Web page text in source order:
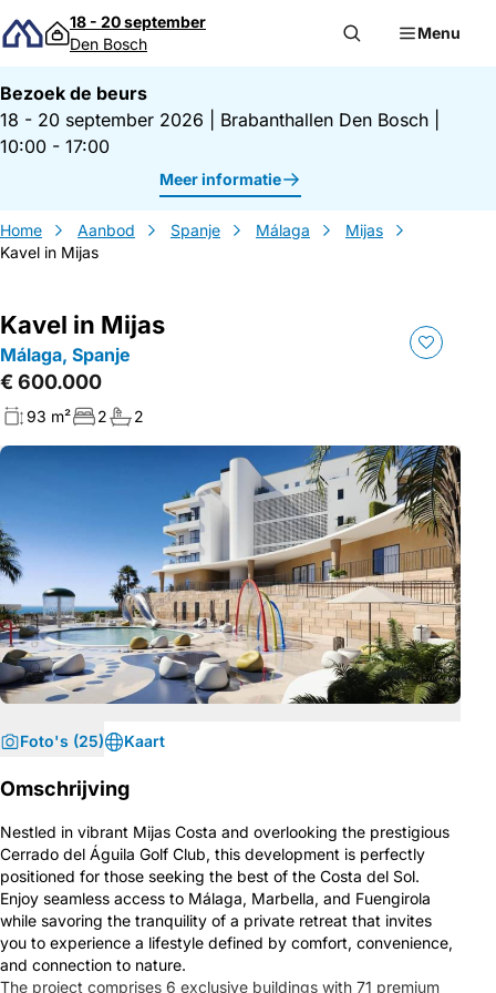
Direct naar inhoud
18 - 20 september
Den Bosch
Menu
Bezoek de beurs
18 - 20 september 2026
Brabanthallen Den Bosch
10:00 - 17:00
Meer informatie
Home Aanbod Spanje Málaga
Mijas
Kavel in Mijas
Kavel in Mijas
Málaga, Spanje
€ 600.000
93 m² 2 2
Foto's (25) Kaart
Omschrijving
Nestled in vibrant Mijas Costa and overlooking the prestigious
Cerrado del Águila Golf Club, this development is perfectly
positioned for those seeking the best of the Costa del Sol.
Enjoy seamless access to Málaga, Marbella, and Fuengirola
while savoring the tranquility of a private retreat that invites
you to experience a lifestyle defined by comfort, convenience,
and connection to nature.
The project comprises 6 exclusive buildings with 71 premium